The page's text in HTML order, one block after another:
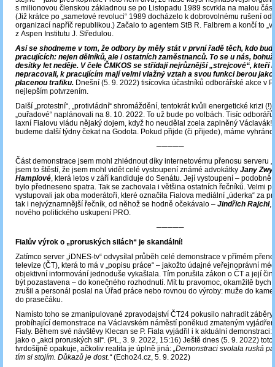
s milionovou členskou základnou se po Listopadu 1989 scvrkla na malou
(Již krátce po „sametové revoluci“ 1989 docházelo k dobrovolnému rušení
organizací napříč republikou.) Začalo to agentem StB R. Falbrem a končí to
z Aspen Institutu J. Středulou.
Asi se shodneme v tom, že odbory by měly stát v první řadě těch, kdo
pracujících: nejen dělníků, ale i ostatních zaměstnanců. To se u nás,
desítky let neděje. V čele ČMKOS se střídají nejrůznější „strejcové“, kteří
nepracovali, k pracujícím mají velmi vlažný vztah a svou funkci berou jako
placenou trafiku. Dnešní (5. 9. 2022) tisícovka účastníků odborářské akce v
nejlepším potvrzením.
Další „protestní“, „protivládní“ shromáždění, tentokrát kvůli energetické krizi
„ouřadové“ naplánovali na 8. 10. 2022. To už bude po volbách. Tisíc
laxní Fialovu vládu nějaký dojem, když ho neudělal zcela zaplněný Václavák!
budeme další týdny čekat na Godota. Pokud přijde (či přijede), máme vyhráno.
─────
Část demonstrace jsem mohl zhlédnout díky internetovému přenosu serveru
jsem to štěstí, že jsem mohl vidět celé vystoupení známé advokátky Jany
Hamplové, která letos v září kandiduje do Senátu. Její vystoupení – podobně
bylo předneseno spatra. Tak se zachovala i většina ostatních řečníků. Velmi
vystupovali jak oba moderátoři, které označila Fialova mediální „úderka“ za
tak i nejvýznamnější řečník, od něhož se hodně očekávalo – Jindřich Rajchl,
nového politického uskupení PRO.
─────
Fialův výrok o „proruských silách“ je skandální!
Zatímco server „iDNES-tv“ odvysílal průběh celé demonstrace v přímém
televize (ČT), která to má v „popisu práce“ – jakožto údajné veřejnoprávní
objektivní informování jednoduše vykašlala. Tím porušila zákon o ČT a její
být pozastavena – do konečného rozhodnutí. Mít tu pravomoc, okamžitě bych
zrušil a personál poslal na Úřad práce nebo rovnou do výroby: muže do
do prasečáku.
Namísto toho se zmanipulované zpravodajství ČT24 pokusilo nahradit záběry
probíhající demonstrace na Václavském náměstí poněkud zmateným
Fialy. Během své návštěvy Klecan se P. Fiala vyjádřil i k aktuální demonstraci:
jako o „akci proruských sil“. (PL, 3. 9. 2022, 15:16) Ještě dnes (5. 9. 2022)
tvrdošíjně opakuje, ačkoliv realita je úplně jiná: „Demonstraci svolala ruská
tím si stojím. Důkazů je dost.“(Echo24.cz, 5. 9. 2022)